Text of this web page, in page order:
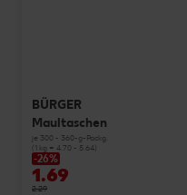
BÜRGER
Maultaschen
je 300 - 360-g-Packg.
(1 kg = 4.70 - 5.64)
-26%
1.69
2.29